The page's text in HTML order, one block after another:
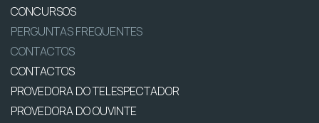
CONCURSOS
PERGUNTAS FREQUENTES
CONTACTOS
CONTACTOS
PROVEDORA DO TELESPECTADOR
PROVEDORA DO OUVINTE